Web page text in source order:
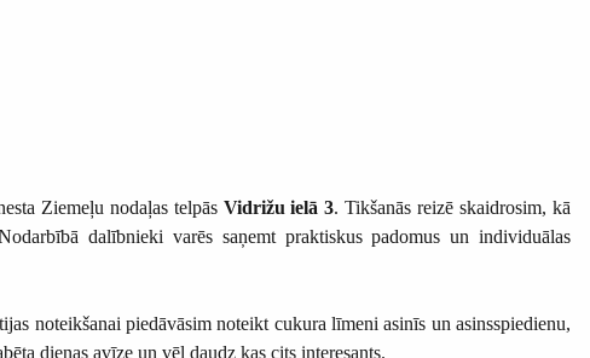
Ziemeļu nodaļas telpās Vidrižu ielā 3. Tikšanās reizē skaidrosim, kā
dalībnieki varēs saņemt praktiskus padomus un individuālas
noteikšanai piedāvāsim noteikt cukura līmeni asinīs un asinsspiedienu,
dienas avīze un vēl daudz kas cits interesants.